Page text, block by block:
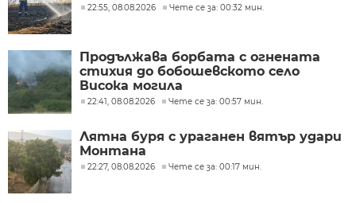
22:55, 08.08.2026 Чете се за: 00:32 мин.
Продължава борбата с огнената
стихия до бобошевското село
Висока могила
22:41, 08.08.2026 Чете се за: 00:57 мин.
Лятна буря с ураганен вятър удари
Монтана
22:27, 08.08.2026 Чете се за: 00:17 мин.